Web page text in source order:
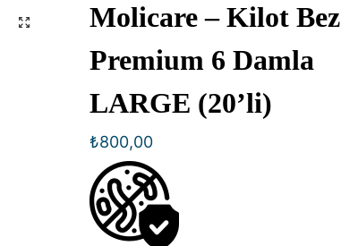
Molicare – Kilot Bez
Premium 6 Damla
LARGE (20’li)
₺800,00